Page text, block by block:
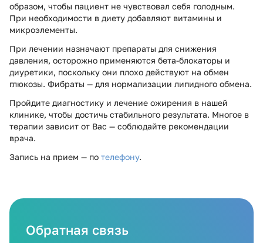
образом, чтобы пациент не чувствовал себя голодным.
При необходимости в диету добавляют витамины и
микроэлементы.
При лечении назначают препараты для снижения
давления, осторожно применяются бета-блокаторы и
диуретики, поскольку они плохо действуют на обмен
глюкозы. Фибраты — для нормализации липидного обмена.
Пройдите диагностику и лечение ожирения в нашей
клинике, чтобы достичь стабильного результата. Многое в
терапии зависит от Вас — соблюдайте рекомендации
врача.
Запись на прием — по телефону.
Обратная связь